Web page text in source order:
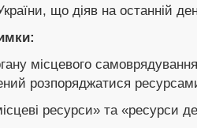
що діяв на останній
місцевого
розпоряджатися
ресурси» та «ресурси